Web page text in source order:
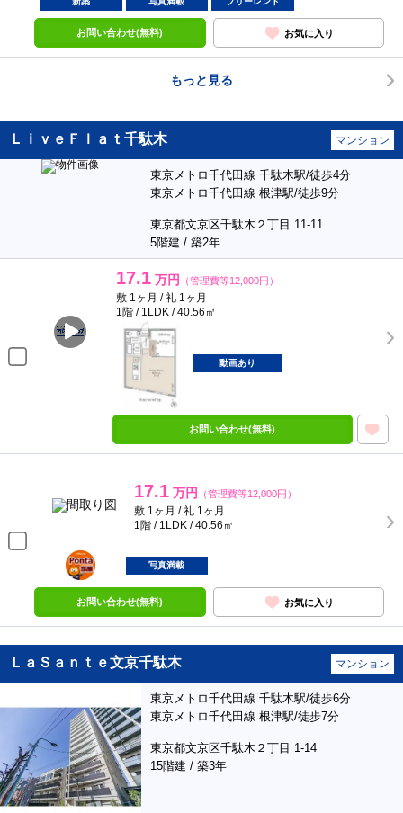
お問い合わせ(無料) お気に入り
もっと見る
ＬｉｖｅＦｌａｔ千駄木 マンション
東京メトロ千代田線 千駄木駅/徒歩4分
東京メトロ千代田線 根津駅/徒歩9分
東京都文京区千駄木２丁目 11-11
5階建 / 築2年
17.1 万円 （管理費等12,000円）
敷 1ヶ月 / 礼 1ヶ月
1階 / 1LDK / 40.56㎡
動画あり
お問い合わせ(無料)
17.1 万円 （管理費等12,000円）
敷 1ヶ月 / 礼 1ヶ月
1階 / 1LDK / 40.56㎡
ポンタ
部屋
写真満載
お問い合わせ(無料) お気に入り
ＬａＳａｎｔｅ文京千駄木 マンション
東京メトロ千代田線 千駄木駅/徒歩6分
東京メトロ千代田線 根津駅/徒歩7分
東京都文京区千駄木２丁目 1-14
15階建 / 築3年